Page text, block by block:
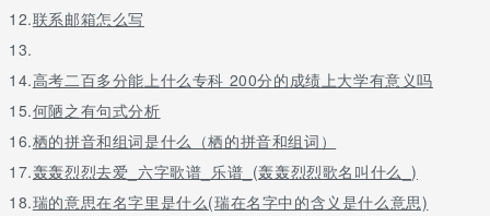
12.联系邮箱怎么写
13.
14.高考二百多分能上什么专科 200分的成绩上大学有意义吗
15.何陋之有句式分析
16.栖的拼音和组词是什么（栖的拼音和组词）
17.轰轰烈烈去爱_六字歌谱_乐谱_(轰轰烈烈歌名叫什么_)
18.瑞的意思在名字里是什么(瑞在名字中的含义是什么意思)